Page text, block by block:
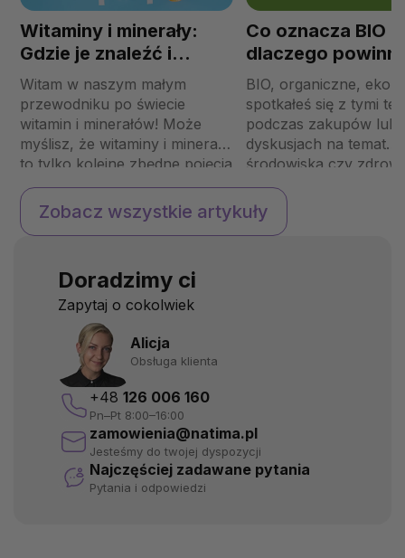
Witaminy i minerały:
Gdzie je znaleźć i
dlaczego nasze ciało
tak bardzo ich
potrzebuje?
Witam w naszym małym
przewodniku po świecie
witamin i minerałów! Może
myślisz, że witaminy i minerały
to tylko kolejne zbędne pojęcia
na etykietach żywności, ale w
rzeczywistości są to kluczowe
składniki, które utrzymują
W tym artykule przedstawimy
kilka ważnych minerałów i
witamin oraz przyjrzymy ...
Co oznacza BIO i
dlaczego
preferować?
BIO, organiczne,
spotkałeś się z tymi
podczas zakupów lub
dyskusjach na temat
środowiska czy
odżywiania. Ale co to
właściwie oznacza?
produkty BIO są
Zobacz wszystkie artykuły
Doradzimy ci
Zapytaj o cokolwiek
Alicja
Obsługa klienta
+48 126 006 160
Pn–Pt 8:00–16:00
zamowienia@natima.pl
Jesteśmy do twojej dyspozycji
Najczęściej zadawane pytania
Pytania i odpowiedzi